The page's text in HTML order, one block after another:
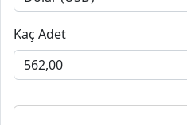
Kaç Adet